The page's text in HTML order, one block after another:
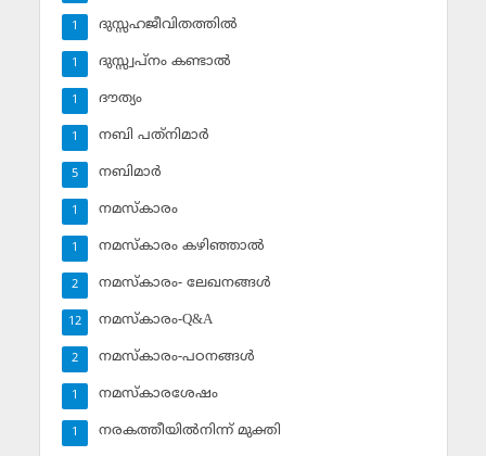
ദുസ്സഹജീവിതത്തില്‍
1
ദുസ്സ്വപ്‌നം കണ്ടാല്‍
1
ദൗത്യം
1
നബി പത്‌നിമാര്‍
1
നബിമാര്‍
5
നമസ്‌കാരം
1
നമസ്‌കാരം കഴിഞ്ഞാല്‍
1
നമസ്‌കാരം- ലേഖനങ്ങള്‍
2
നമസ്‌കാരം-Q&A
12
നമസ്‌കാരം-പഠനങ്ങള്‍
2
നമസ്‌കാരശേഷം
1
നരകത്തീയില്‍നിന്ന് മുക്തി
1